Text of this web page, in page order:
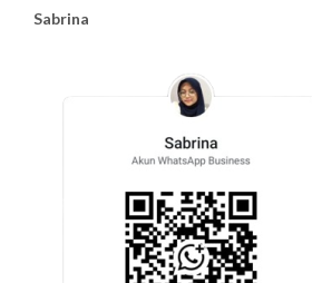
Sabrina